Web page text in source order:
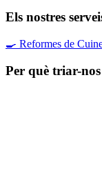
Els nostres
🍳 Reformes de
Per què triar-